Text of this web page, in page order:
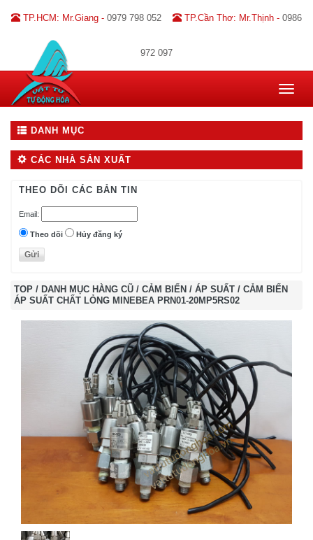
TP.HCM: Mr.Giang - 0979 798 052 TP.Cần Thơ: Mr.Thịnh - 0986
972 097
Toggle
DANH MỤC
CÁC NHÀ SẢN XUẤT
THEO DÕI CÁC BẢN TIN
Email:
Theo dõi Hủy đăng ký
TOP / DANH MỤC HÀNG CŨ / CẢM BIẾN / ÁP SUẤT / CẢM BIẾN
ÁP SUẤT CHẤT LỎNG MINEBEA PRN01-20MP5RS02